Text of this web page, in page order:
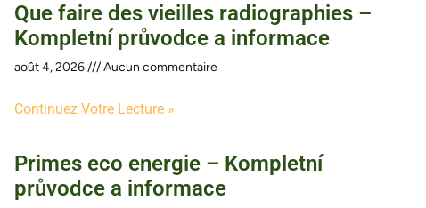
Que faire des vieilles radiographies –
Kompletní průvodce a informace
août 4, 2026 Aucun commentaire
Continuez Votre Lecture »
Primes eco energie – Kompletní
průvodce a informace